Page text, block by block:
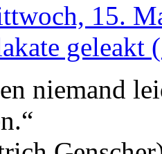
15.
geleakt
niemand